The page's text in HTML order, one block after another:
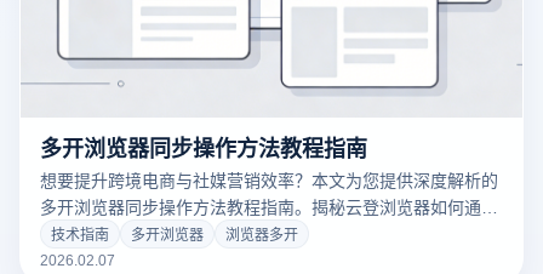
多开浏览器同步操作方法教程指南
想要提升跨境电商与社媒营销效率？本文为您提供深度解析的
多开浏览器同步操作方法教程指南。揭秘云登浏览器如何通过
毫秒级窗口同步技术，实现单人轻松管理百个账号。立即点
击，掌握让浏览器多开效率翻倍的实战秘籍！
技术指南 多开浏览器
浏览器多开
2026.02.07